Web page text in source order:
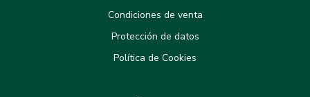
Condiciones de venta
Protección de datos
Política de Cookies